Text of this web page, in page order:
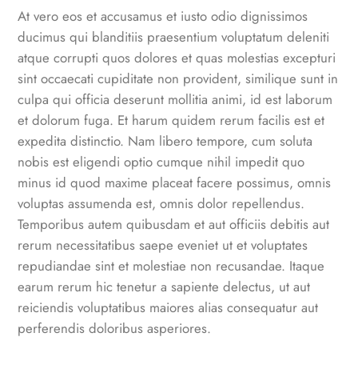
At vero eos et accusamus et iusto odio dignissimos
ducimus qui blanditiis praesentium voluptatum deleniti
atque corrupti quos dolores et quas molestias excepturi
sint occaecati cupiditate non provident, similique sunt in
culpa qui officia deserunt mollitia animi, id est laborum
et dolorum fuga. Et harum quidem rerum facilis est et
expedita distinctio. Nam libero tempore, cum soluta
nobis est eligendi optio cumque nihil impedit quo
minus id quod maxime placeat facere possimus, omnis
voluptas assumenda est, omnis dolor repellendus.
Temporibus autem quibusdam et aut officiis debitis aut
rerum necessitatibus saepe eveniet ut et voluptates
repudiandae sint et molestiae non recusandae. Itaque
earum rerum hic tenetur a sapiente delectus, ut aut
reiciendis voluptatibus maiores alias consequatur aut
perferendis doloribus asperiores.